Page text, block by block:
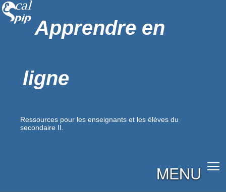
Apprendre en
ligne
Ressources pour les enseignants et les élèves du
secondaire II.
MENU